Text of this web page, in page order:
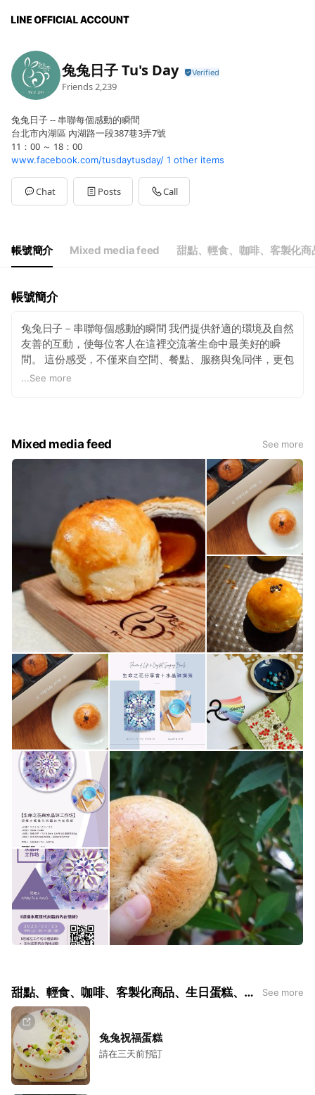
兔兔日子 Tu's Day
Friends 2,239
兔兔日子 -- 串聯每個感動的瞬間
台北市內湖區 內湖路一段387巷3弄7號
11：00 ～ 18：00
www.facebook.com/tusdaytusday/ 1 other items
Chat Posts Call
帳號簡介 Mixed media feed 甜點、輕食、咖啡、客製化
帳號簡介
兔兔日子－串聯每個感動的瞬間 我們提供舒適的環境及自然
友善的互動，使每位客人在這裡交流著生命中最美好的瞬
間。 這份感受，不僅來自空間、餐點、服務與兔同伴，更包
含每位來自四面八方的兔客人，不論是大小朋友，浪浪或寶
...See more
Mixed media feed See more
甜點、輕食、咖啡、客製化商品、生日蛋糕、禮盒/餐盒、外燴餐點 See more
兔兔祝福蛋糕
請在三天前預訂